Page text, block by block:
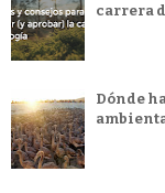
carrera
Dónde